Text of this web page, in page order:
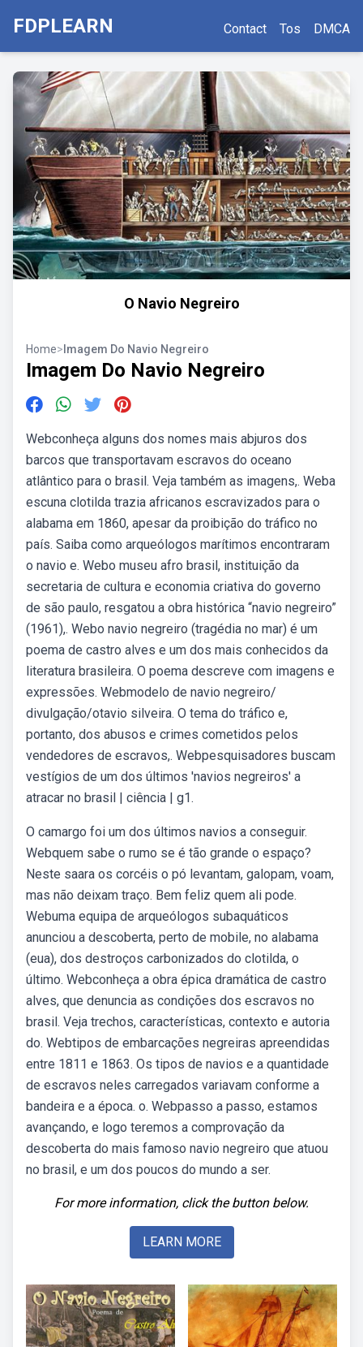
FDPLEARN Contact Tos DMCA
O Navio Negreiro
Home> Imagem Do Navio Negreiro
Imagem Do Navio Negreiro
Webconheça alguns dos nomes mais abjuros dos
barcos que transportavam escravos do oceano
atlântico para o brasil. Veja também as imagens,. Weba
escuna clotilda trazia africanos escravizados para o
alabama em 1860, apesar da proibição do tráfico no
país. Saiba como arqueólogos marítimos encontraram
o navio e. Webo museu afro brasil, instituição da
secretaria de cultura e economia criativa do governo
de são paulo, resgatou a obra histórica “navio negreiro”
(1961),. Webo navio negreiro (tragédia no mar) é um
poema de castro alves e um dos mais conhecidos da
literatura brasileira. O poema descreve com imagens e
expressões. Webmodelo de navio negreiro/
divulgação/otavio silveira. O tema do tráfico e,
portanto, dos abusos e crimes cometidos pelos
vendedores de escravos,. Webpesquisadores buscam
vestígios de um dos últimos 'navios negreiros' a
atracar no brasil | ciência | g1.
O camargo foi um dos últimos navios a conseguir.
Webquem sabe o rumo se é tão grande o espaço?
Neste saara os corcéis o pó levantam, galopam, voam,
mas não deixam traço. Bem feliz quem ali pode.
Webuma equipa de arqueólogos subaquáticos
anunciou a descoberta, perto de mobile, no alabama
(eua), dos destroços carbonizados do clotilda, o
último. Webconheça a obra épica dramática de castro
alves, que denuncia as condições dos escravos no
brasil. Veja trechos, características, contexto e autoria
do. Webtipos de embarcações negreiras apreendidas
entre 1811 e 1863. Os tipos de navios e a quantidade
de escravos neles carregados variavam conforme a
bandeira e a época. o. Webpasso a passo, estamos
avançando, e logo teremos a comprovação da
descoberta do mais famoso navio negreiro que atuou
no brasil, e um dos poucos do mundo a ser.
For more information, click the button below.
LEARN MORE